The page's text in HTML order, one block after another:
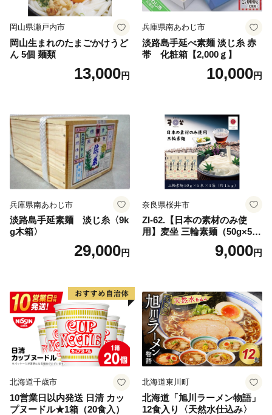
岡山県瀬戸内市
岡山生まれのたまごかけうど
ん 5個 麺類
13,000円
兵庫県南あわじ市
淡路島手延べ素麺 淡じ糸 赤
帯 化粧箱【2,000ｇ】
10,000円
兵庫県南あわじ市
淡路島手延素麺 淡じ糸〈9k
g木箱〉
29,000円
奈良県桜井市
ZI-62.【日本の素材のみ使
用】麦坐 三輪素麺（50g×5束
9,000円
北海道千歳市
10営業日以内発送 日清 カッ
プヌードル★1箱（20食入）
北海道東川町
北海道「旭川ラーメン物語」
12食入り〈天然水仕込み〉